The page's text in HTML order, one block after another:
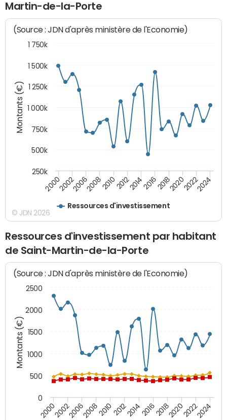
Martin-de-la-Porte
Montants (€)
(Source : JDN d'après ministère de l'Economie)
Ressources d'investissement
200020022006200820102012201420162018202020222024
250k
500k
750k
1 000k
1 250k
1 500k
1 750k
© JDN 2026
Ressources d'investissement par habitant
de Saint-Martin-de-la-Porte
Montants (€)
(Source : JDN d'après ministère de l'Economie)
200020022006200820102012201420162018202020222024
0
500
1000
1500
2000
2500